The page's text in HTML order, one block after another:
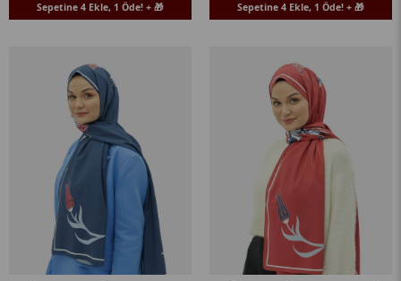
Sepetine 4 Ekle, 1 Öde! + 🎁 Sepetine 4 Ekle, 1 Öde! + 🎁